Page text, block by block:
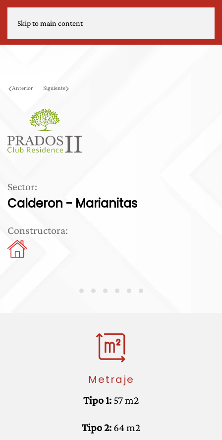
Skip to main content
Anterior Siguiente
Sector:
Calderon - Marianitas
Constructora:
Metraje
Tipo 1: 57 m2
Tipo 2: 64 m2